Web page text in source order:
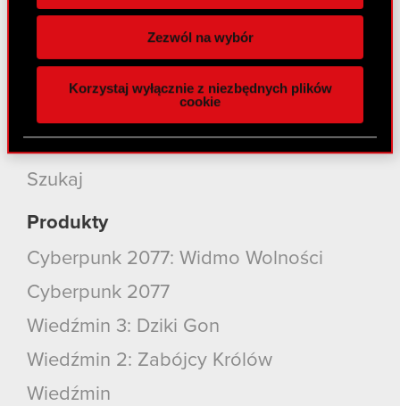
funkcje społecznościowe i analizować ruch w
naszej witrynie. Informacje o tym, jak korzystasz
z naszej witryny, udostępniamy partnerom
społecznościowym, reklamowym i analitycznym.
Partnerzy mogą połączyć te informacje z innymi
danymi otrzymanymi od Ciebie lub uzyskanymi
podczas korzystania z ich usług. Kontynuując
używanie plików cookie.
Zezwól na wybór
Korzystaj wyłącznie z niezbędnych plików
cookie
Inwestorzy
Zrównoważony rozwój
Media
Szukaj
Produkty
Cyberpunk 2077: Widmo Wolności
Cyberpunk 2077
Wiedźmin 3: Dziki Gon
Wiedźmin 2: Zabójcy Królów
Wiedźmin